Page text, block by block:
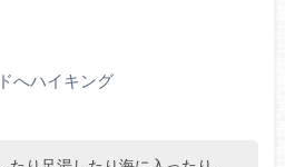
へハイキング